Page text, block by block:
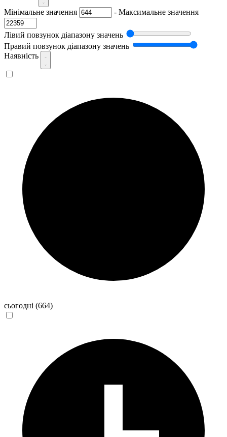
Мінімальне значення - Максимальне значення
Лівий повзунок діапазону значень
Правий повзунок діапазону значень
Наявність
сьогодні (664)